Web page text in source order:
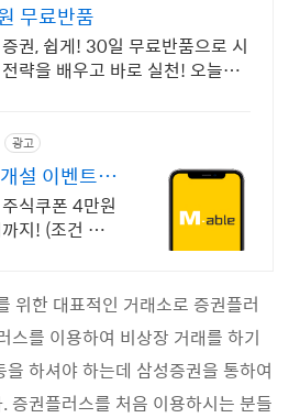
무료반품
권, 쉽게! 30일 무료반품으로 시
략을 배우고 바로 실천! 오늘주
광고
설 이벤트
5만원
식쿠폰 4만원
지! (조건 충
위한 대표적인 거래소로 증권플러
스를 이용하여 비상장 거래를 하기
하셔야 하는데 삼성증권을 통하여
증권플러스를 처음 이용하시는 분들